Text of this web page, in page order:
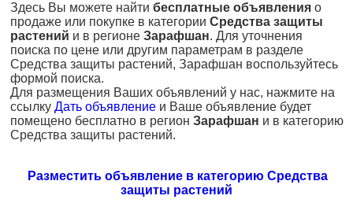
Здесь Вы можете найти бесплатные объявления о
продаже или покупке в категории Средства защиты
растений и в регионе Зарафшан. Для уточнения
поиска по цене или другим параметрам в разделе
Средства защиты растений, Зарафшан воспользуйтесь
формой поиска.
Для размещения Ваших объявлений у нас, нажмите на
ссылку Дать объявление и Ваше объявление будет
помещено бесплатно в регион Зарафшан и в категорию
Средства защиты растений.
Разместить объявление в категорию Средства
защиты растений